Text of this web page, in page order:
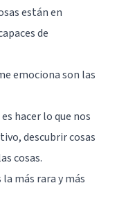
están en
de
emociona son las
hacer lo que nos
descubrir cosas
cosas.
la más rara y más